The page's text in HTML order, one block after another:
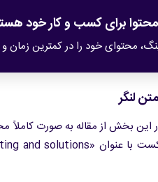
محتوا برای کسب و کار خود
محتوای خود را در کمترین زمان و
لنگر